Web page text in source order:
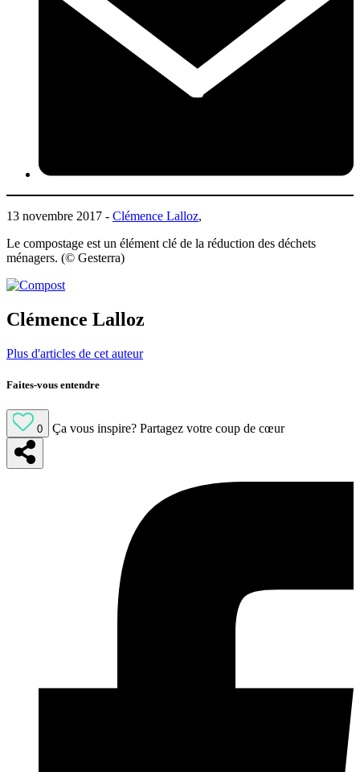
13 novembre 2017 - Clémence Lalloz,
Le compostage est un élément clé de la réduction des déchets
ménagers. (© Gesterra)
Clémence Lalloz
Plus d'articles de cet auteur
Faites-vous entendre
0 Ça vous inspire? Partagez votre coup de cœur